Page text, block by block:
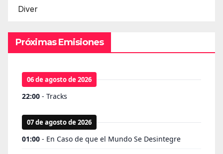
Diver
Próximas Emisiones